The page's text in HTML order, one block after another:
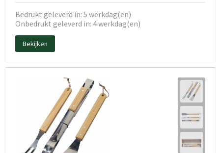
Bedrukt geleverd in: 5 werkdag(en)
Onbedrukt geleverd in: 4 werkdag(en)
Bekijken